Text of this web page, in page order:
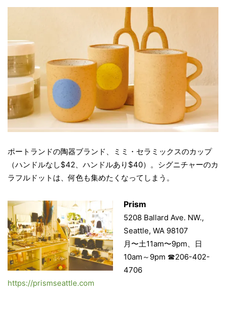
ポートランドの陶器ブランド、ミミ・セラミックスのカップ
（ハンドルなし$42、ハンドルあり$40）。シグニチャーのカ
ラフルドットは、何色も集めたくなってしまう。
Prism
5208 Ballard Ave. NW.,
Seattle, WA 98107
月〜土11am〜9pm、日
10am～9pm ☎︎206-402-
4706
https://prismseattle.com